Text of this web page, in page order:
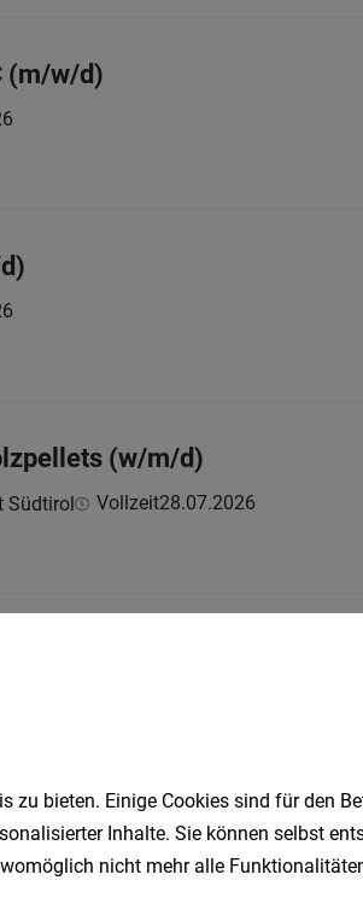
(m/w/d)
(w/m/d)
Südtirol Vollzeit28.07.2026
& Automatisierung
zu bieten. Einige Cookies sind für den
Inhalte. Sie können selbst
nicht mehr alle